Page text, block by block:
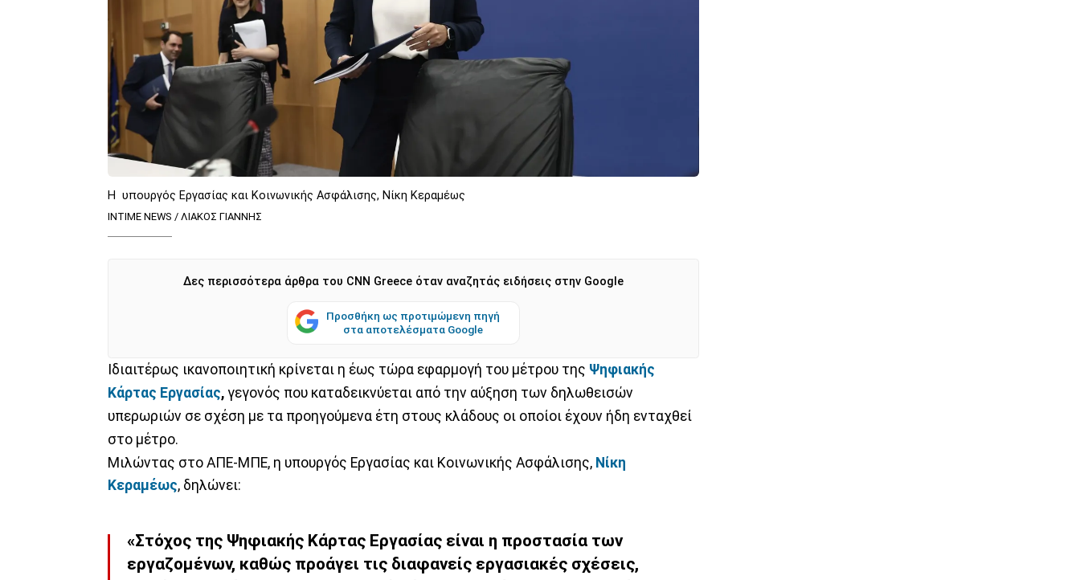
Η υπουργός Εργασίας και Κοινωνικής Ασφάλισης, Νίκη Κεραμέως
INTIME NEWS / ΛΙΑΚΟΣ ΓΙΑΝΝΗΣ
Δες περισσότερα άρθρα του CNN Greece όταν αναζητάς ειδήσεις στην Google
Προσθήκη ως προτιμώμενη πηγή
στα αποτελέσματα Google
Ιδιαιτέρως ικανοποιητική κρίνεται η έως τώρα εφαρμογή του μέτρου της Ψηφιακής
Κάρτας Εργασίας, γεγονός που καταδεικνύεται από την αύξηση των δηλωθεισών
υπερωριών σε σχέση με τα προηγούμενα έτη στους κλάδους οι οποίοι έχουν ήδη ενταχθεί
στο μέτρο.
Μιλώντας στο ΑΠΕ-ΜΠΕ, η υπουργός Εργασίας και Κοινωνικής Ασφάλισης, Νίκη
Κεραμέως, δηλώνει:
«Στόχος της Ψηφιακής Κάρτας Εργασίας είναι η προστασία των
εργαζομένων, καθώς προάγει τις διαφανείς εργασιακές σχέσεις,